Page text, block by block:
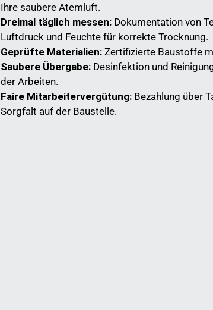
Ihre saubere Atemluft.
Dreimal täglich messen: Dokumentation von
Luftdruck und Feuchte für korrekte Trocknung.
Geprüfte Materialien: Zertifizierte Baustoffe
Saubere Übergabe: Desinfektion und
der Arbeiten.
Faire Mitarbeitervergütung: Bezahlung über
Sorgfalt auf der Baustelle.